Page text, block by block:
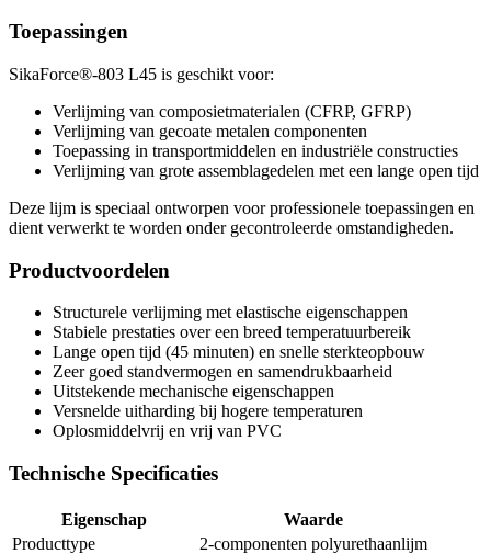
Toepassingen
SikaForce®-803 L45 is geschikt voor:
Verlijming van composietmaterialen (CFRP, GFRP)
Verlijming van gecoate metalen componenten
Toepassing in transportmiddelen en industriële constructies
Verlijming van grote assemblagedelen met een lange open tijd
Deze lijm is speciaal ontworpen voor professionele toepassingen en
dient verwerkt te worden onder gecontroleerde omstandigheden.
Productvoordelen
Structurele verlijming met elastische eigenschappen
Stabiele prestaties over een breed temperatuurbereik
Lange open tijd (45 minuten) en snelle sterkteopbouw
Zeer goed standvermogen en samendrukbaarheid
Uitstekende mechanische eigenschappen
Versnelde uitharding bij hogere temperaturen
Oplosmiddelvrij en vrij van PVC
Technische Specificaties
Eigenschap
Waarde
Producttype
2-componenten polyurethaanlijm